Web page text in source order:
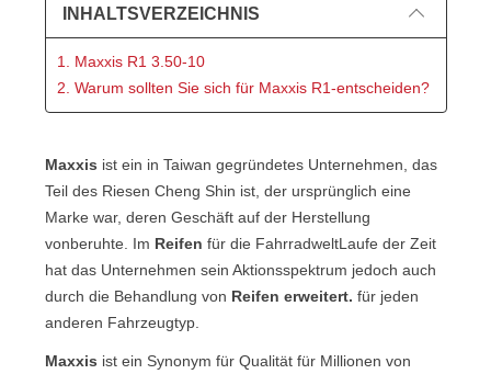
INHALTSVERZEICHNIS
1. Maxxis R1 3.50-10
2. Warum sollten Sie sich für Maxxis R1-entscheiden?
Maxxis ist ein in Taiwan gegründetes Unternehmen, das
Teil des Riesen Cheng Shin ist, der ursprünglich eine
Marke war, deren Geschäft auf der Herstellung
vonberuhte. Im Reifen für die FahrradweltLaufe der Zeit
hat das Unternehmen sein Aktionsspektrum jedoch auch
durch die Behandlung von Reifen erweitert. für jeden
anderen Fahrzeugtyp.
Maxxis ist ein Synonym für Qualität für Millionen von